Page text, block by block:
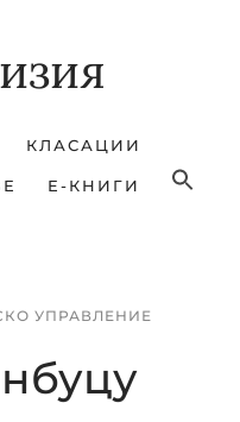
КЛАСАЦИИ
Е-КНИГИ
УПРАВЛЕНИЕ